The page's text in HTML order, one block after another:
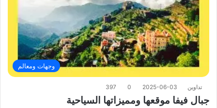
وجهات ومعالم
تداوين 2025-06-03
0
397
جبال فيفا موقعها ومميزاتها السياحية